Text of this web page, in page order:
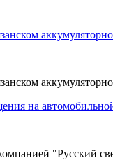
на
"Русский